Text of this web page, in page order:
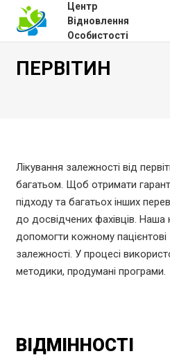
Центр
Відновлення
Особистості
ПЕРВІТИН
Лікування залежності від
багатьом. Щоб отримати
підходу та багатьох інших
до досвідчених фахівців. Наша
допомогти кожному пацієнтові
залежності. У процесі
методики, продумані програми.
ВІДМІННОСТІ